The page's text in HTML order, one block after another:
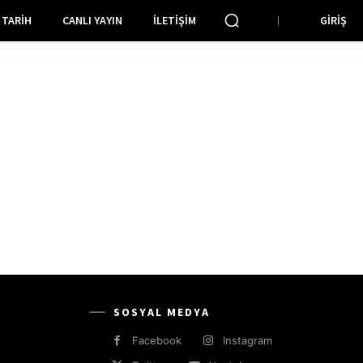
TARIH CANLI YAYIN İLETIŞIM GIRIŞ
SOSYAL MEDYA
Facebook
Instagram